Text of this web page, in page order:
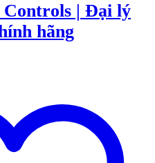
Controls | Đại lý
hãng